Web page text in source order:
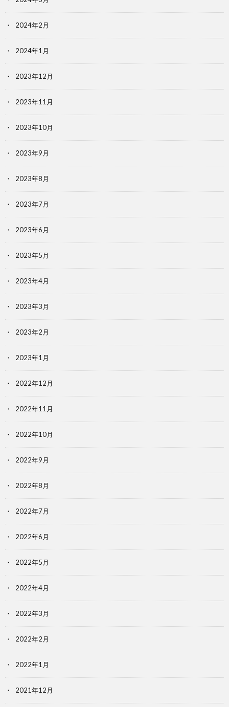
2024年2月
2024年1月
2023年12月
2023年11月
2023年10月
2023年9月
2023年8月
2023年7月
2023年6月
2023年5月
2023年4月
2023年3月
2023年2月
2023年1月
2022年12月
2022年11月
2022年10月
2022年9月
2022年8月
2022年7月
2022年6月
2022年5月
2022年4月
2022年3月
2022年2月
2022年1月
2021年12月